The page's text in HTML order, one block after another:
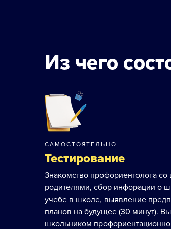
Из чего
САМОСТОЯТЕЛЬНО
Тестирование
Знакомство профориентолога
родителями, сбор инфорации о
учебе в школе, выявление
планов на будущее (30 минут).
школьником